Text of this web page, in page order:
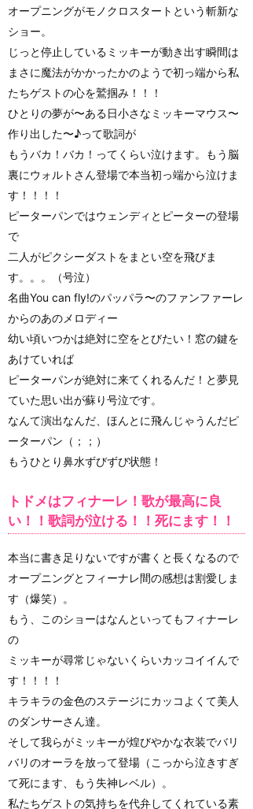
オープニングがモノクロスタートという斬新な
ショー。
じっと停止しているミッキーが動き出す瞬間は
まさに魔法がかかったかのようで初っ端から私
たちゲストの心を鷲掴み！！！
ひとりの夢が〜ある日小さなミッキーマウス〜
作り出した〜♪って歌詞が
もうバカ！バカ！ってくらい泣けます。もう脳
裏にウォルトさん登場で本当初っ端から泣けま
す！！！！
ピーターパンではウェンディとピーターの登場
で
二人がピクシーダストをまとい空を飛びま
す。。。（号泣）
名曲You can fly!のパッパラ〜のファンファーレ
からのあのメロディー
幼い頃いつかは絶対に空をとびたい！窓の鍵を
あけていれば
ピーターパンが絶対に来てくれるんだ！と夢見
ていた思い出が蘇り号泣です。
なんて演出なんだ、ほんとに飛んじゃうんだピ
ーターパン（；；）
もうひとり鼻水ずびずび状態！
トドメはフィナーレ！歌が最高に良
い！！歌詞が泣ける！！死にます！！
本当に書き足りないですが書くと長くなるので
オープニングとフィーナレ間の感想は割愛しま
す（爆笑）。
もう、このショーはなんといってもフィナーレ
の
ミッキーが尋常じゃないくらいカッコイイんで
す！！！！
キラキラの金色のステージにカッコよくて美人
のダンサーさん達。
そして我らがミッキーが煌びやかな衣装でバリ
バリのオーラを放って登場（こっから泣きすぎ
て死にます、もう失神レベル）。
私たちゲストの気持ちを代弁してくれている素